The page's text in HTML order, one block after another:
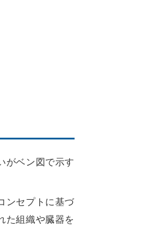
がベン図で示す
ンセプトに基づ
た組織や臓器を